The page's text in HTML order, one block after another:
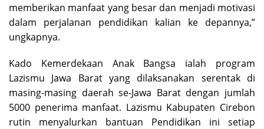
memberikan manfaat yang besar dan menjadi motivasi
dalam perjalanan pendidikan kalian ke depannya,”
ungkapnya.
Kado Kemerdekaan Anak Bangsa ialah program
Lazismu Jawa Barat yang dilaksanakan serentak di
masing-masing daerah se-Jawa Barat dengan jumlah
5000 penerima manfaat. Lazismu Kabupaten Cirebon
rutin menyalurkan bantuan Pendidikan ini setiap